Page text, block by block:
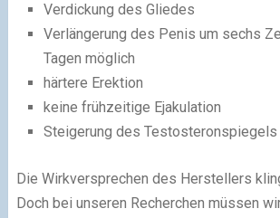
Verdickung des Gliedes
Verlängerung des Penis um sechs
Tagen möglich
härtere Erektion
keine frühzeitige Ejakulation
Steigerung des Testosteronspiegels
Die Wirkversprechen des Herstellers
Doch bei unseren Recherchen müssen